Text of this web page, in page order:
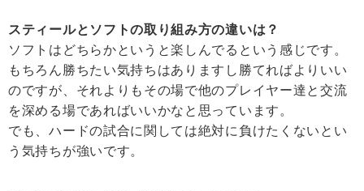
スティールとソフトの取り組み方の違いは？
ソフトはどちらかというと楽しんでるという感じです。
もちろん勝ちたい気持ちはありますし勝てればよりいい
のですが、それよりもその場で他のプレイヤー達と交流
を深める場であればいいかなと思っています。
でも、ハードの試合に関しては絶対に負けたくないとい
う気持ちが強いです。